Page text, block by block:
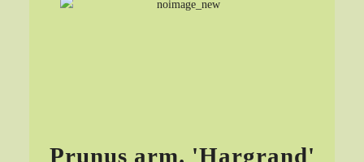
Prunus arm. 'Hargrand'